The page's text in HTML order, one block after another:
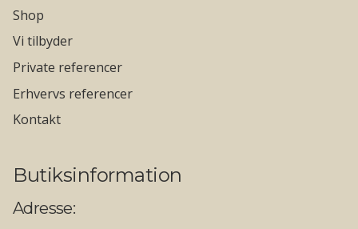
Shop
Vi tilbyder
Private referencer
Erhvervs referencer
Kontakt
Butiksinformation
Adresse: